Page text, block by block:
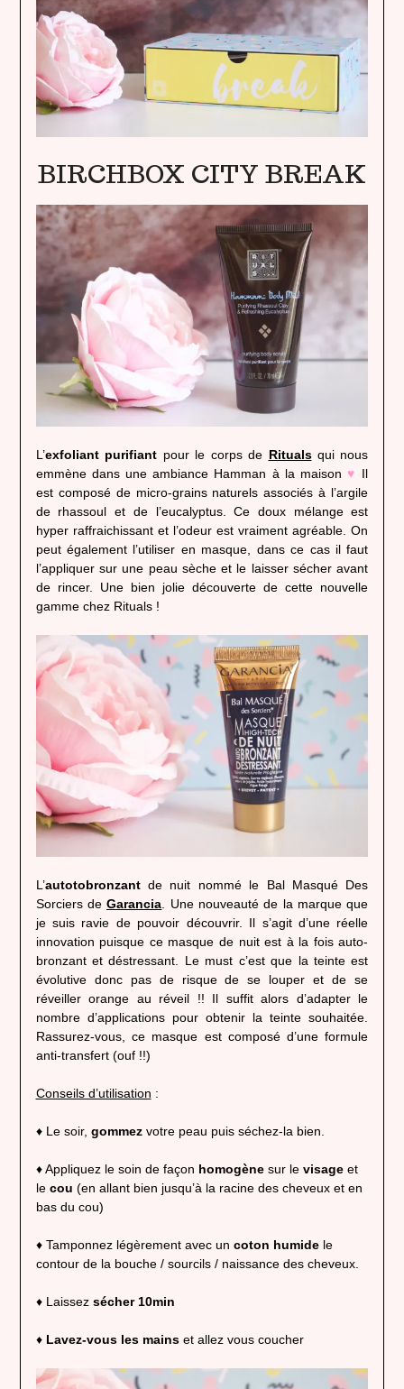
BIRCHBOX CITY BREAK
L’exfoliant purifiant pour le corps de Ritualsqui nous
emmène dans une ambiance Hamman à la maison ♥ Il
est composé de micro-grains naturels associés à l’argile
de rhassoul et de l’eucalyptus. Ce doux mélange est
hyper raffraichissant et l’odeur est vraiment agréable. On
peut également l’utiliser en masque, dans ce cas il faut
l’appliquer sur une peau sèche et le laisser sécher avant
de rincer. Une bien jolie découverte de cette nouvelle
gamme chez Rituals !
L’autotobronzantde nuit nommé le Bal Masqué Des
Sorciers deGarancia . Une nouveauté de la marque que
je suis ravie de pouvoir découvrir. Il s’agit d’une réelle
innovation puisque ce masque de nuit est à la fois auto-
bronzant et déstressant. Le must c’est que la teinte est
évolutive donc pas de risque de se louper et de se
réveiller orange au réveil !! Il suffit alors d’adapter le
nombre d’applications pour obtenir la teinte souhaitée.
Rassurez-vous, ce masque est composé d’une formule
anti-transfert (ouf !!)
Conseils d’utilisation :
♦ Le soir, gommez votre peau puis séchez-la bien.
♦ Appliquez le soin de façon homogène sur le visage et
le cou (en allant bien jusqu’à la racine des cheveux et en
bas du cou)
♦ Tamponnez légèrement avec un coton humide le
contour de la bouche / sourcils / naissance des cheveux.
♦ Laissez sécher 10min
♦ Lavez-vous les mains et allez vous coucher